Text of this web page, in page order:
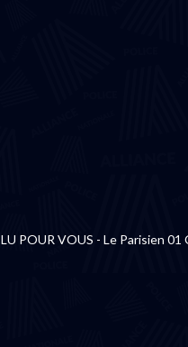
LU POUR VOUS - Le Parisien